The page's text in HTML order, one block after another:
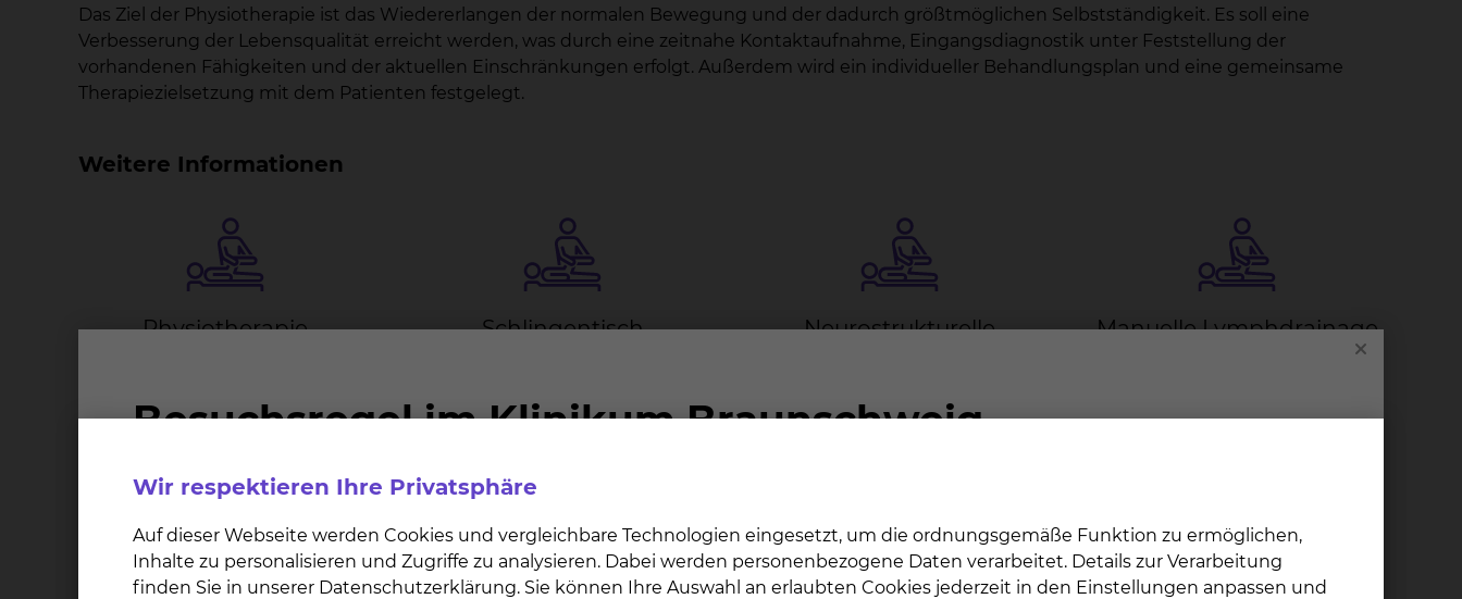
Das Ziel der Physiotherapie ist das Wiedererlangen der normalen Bewegung und der dadurch größtmöglichen Selbstständigkeit. Es soll eine
Verbesserung der Lebensqualität erreicht werden, was durch eine zeitnahe Kontaktaufnahme, Eingangsdiagnostik unter Feststellung der
vorhandenen Fähigkeiten und der aktuellen Einschränkungen erfolgt. Außerdem wird ein individueller Behandlungsplan und eine gemeinsame
Therapiezielsetzung mit dem Patienten festgelegt.
Weitere Informationen
Phy­sio­the­ra­pie
Krankheiten aus fast allen
medizinischen Fachbereichen
Schlin­gen­tisch
Patient die Schwerelosigkeit am
ganzen Körper oder einzelnen
belasten.
Neu­ro­struk­tu­rel­le
während der Behandlung Reize
Ma­nu­el­le Lymph­drai­na­ge
sanften Griffen wird das Lymphsystem
Wir respektieren Ihre Privatsphäre
Auf dieser Webseite werden Cookies und vergleichbare Technologien eingesetzt, um die ordnungsgemäße Funktion zu ermöglichen,
Inhalte zu personalisieren und Zugriffe zu analysieren. Dabei werden personenbezogene Daten verarbeitet. Details zur Verarbeitung
finden Sie in unserer Datenschutzerklärung. Sie können Ihre Auswahl an erlaubten Cookies jederzeit in den Einstellungen anpassen und